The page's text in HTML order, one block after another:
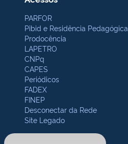
PARFOR
Pibid e Residência Pedagógica
Prodocência
LAPETRO
CNPq
CAPES
Periódicos
FADEX
FINEP
Desconectar da Rede
Site Legado